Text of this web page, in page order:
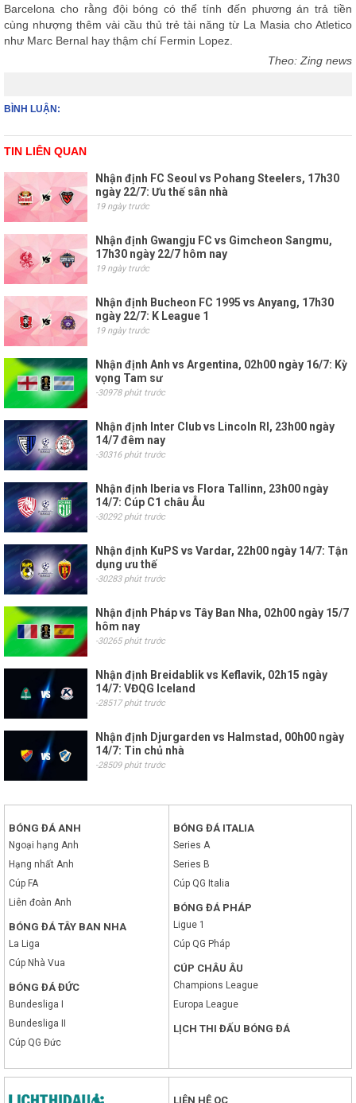
Barcelona cho rằng đội bóng có thể tính đến phương án trả tiền
cùng nhượng thêm vài cầu thủ trẻ tài năng từ La Masia cho Atletico
như Marc Bernal hay thậm chí Fermin Lopez.
Theo: Zing news
BÌNH LUẬN:
TIN LIÊN QUAN
Nhận định FC Seoul vs Pohang Steelers, 17h30
ngày 22/7: Ưu thế sân nhà
19 ngày trước
Nhận định Gwangju FC vs Gimcheon Sangmu,
17h30 ngày 22/7 hôm nay
19 ngày trước
Nhận định Bucheon FC 1995 vs Anyang, 17h30
ngày 22/7: K League 1
19 ngày trước
Nhận định Anh vs Argentina, 02h00 ngày 16/7: Kỳ
vọng Tam sư
-30978 phút trước
Nhận định Inter Club vs Lincoln RI, 23h00 ngày
14/7 đêm nay
-30316 phút trước
Nhận định Iberia vs Flora Tallinn, 23h00 ngày
14/7: Cúp C1 châu Âu
-30292 phút trước
Nhận định KuPS vs Vardar, 22h00 ngày 14/7: Tận
dụng ưu thế
-30283 phút trước
Nhận định Pháp vs Tây Ban Nha, 02h00 ngày 15/7
hôm nay
-30265 phút trước
Nhận định Breidablik vs Keflavik, 02h15 ngày
14/7: VĐQG Iceland
-28517 phút trước
Nhận định Djurgarden vs Halmstad, 00h00 ngày
14/7: Tin chủ nhà
-28509 phút trước
BÓNG ĐÁ ANH
Ngoại hạng Anh
Hạng nhất Anh
Cúp FA
Liên đoàn Anh
BÓNG ĐÁ TÂY BAN NHA
La Liga
Cúp Nhà Vua
BÓNG ĐÁ ĐỨC
Bundesliga I
Bundesliga II
Cúp QG Đức
BÓNG ĐÁ ITALIA
Series A
Series B
Cúp QG Italia
BÓNG ĐÁ PHÁP
Ligue 1
Cúp QG Pháp
CÚP CHÂU ÂU
Champions League
Europa League
LỊCH THI ĐẤU BÓNG ĐÁ
LIÊN HỆ QC